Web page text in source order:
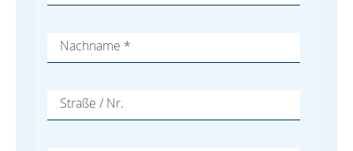
Nachname *
Straße / Nr.